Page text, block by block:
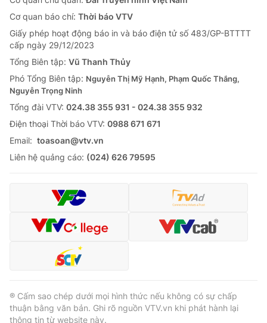
Cơ quan báo chí: Thời báo VTV
Giấy phép hoạt động báo in và báo điện tử số 483/GP-BTTTT
cấp ngày 29/12/2023
Tổng Biên tập: Vũ Thanh Thủy
Phó Tổng Biên tập: Nguyễn Thị Mỹ Hạnh, Phạm Quốc Thắng,
Nguyễn Trọng Ninh
Tổng đài VTV: 024.38 355 931 - 024.38 355 932
Ðiện thoại Thời báo VTV: 0988 671 671
Email: toasoan@vtv.vn
Liên hệ quảng cáo: (024) 626 79595
® Cấm sao chép dưới mọi hình thức nếu không có sự chấp
thuận bằng văn bản. Ghi rõ nguồn VTV.vn khi phát hành lại
thông tin từ website này.